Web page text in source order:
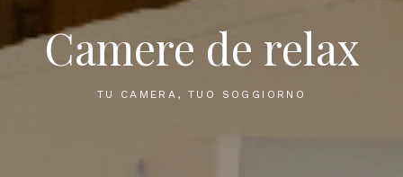
Camere de relax
TU CAMERA, TUO SOGGIORNO